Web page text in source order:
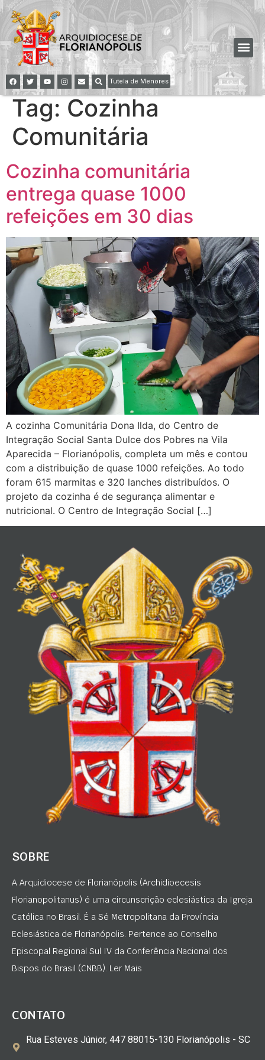
Tutela de Menores
Tag: Cozinha
Comunitária
Cozinha comunitária
entrega quase 1000
refeições em 30 dias
A cozinha Comunitária Dona Ilda, do Centro de
Integração Social Santa Dulce dos Pobres na Vila
Aparecida – Florianópolis, completa um mês e contou
com a distribuição de quase 1000 refeições. Ao todo
foram 615 marmitas e 320 lanches distribuídos. O
projeto da cozinha é de segurança alimentar e
nutricional. O Centro de Integração Social […]
SOBRE
A Arquidiocese de Florianópolis (Archidioecesis
Florianopolitanus) é uma circunscrição eclesiástica da Igreja
Católica no Brasil. É a Sé Metropolitana da Província
Eclesiástica de Florianópolis. Pertence ao Conselho
Episcopal Regional Sul IV da Conferência Nacional dos
Bispos do Brasil (CNBB). Ler Mais
CONTATO
Rua Esteves Júnior, 447 88015-130 Florianópolis - SC